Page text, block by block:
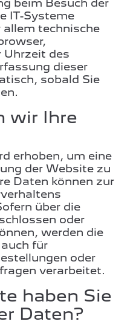
beim Besuch der
IT-Systeme
technische
Uhrzeit des
dieser
sobald Sie
wir Ihre
erhoben, um eine
der Website zu
Daten können zur
über die
oder
werden die
für
oder
verarbeitet.
haben Sie
Daten?